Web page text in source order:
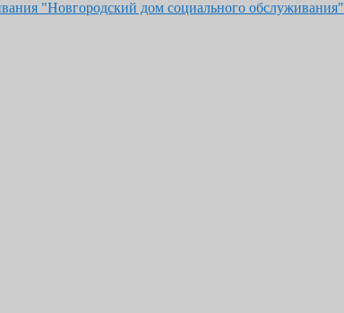
"Новгородский дом социального обслуживания"